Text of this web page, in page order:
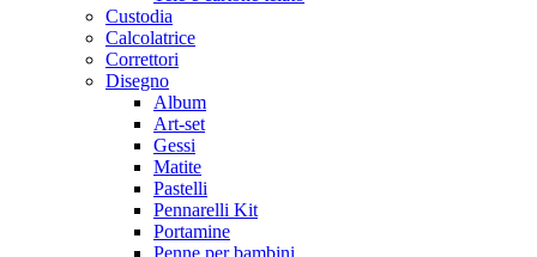
Custodia
Calcolatrice
Correttori
Disegno
Album
Art-set
Gessi
Matite
Pastelli
Pennarelli Kit
Portamine
Penne per bambini